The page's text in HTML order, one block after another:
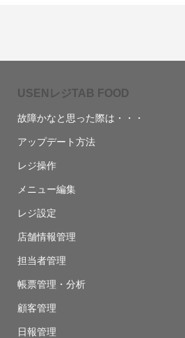
USENレジTAB FOOD
故障かなと思った際は・・・
アップデート方法
レジ操作
メニュー編集
レジ設定
店舗情報管理
担当者管理
帳票管理・分析
顧客管理
日報管理